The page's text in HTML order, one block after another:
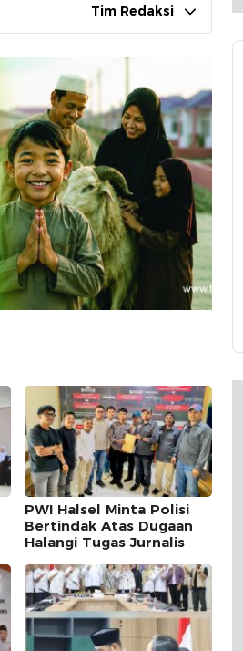
Tim Redaksi
PWI Halsel Minta Polisi
Bertindak Atas Dugaan
Halangi Tugas Jurnalis